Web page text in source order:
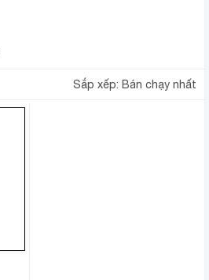
Sắp xếp: Bán chạy nhất